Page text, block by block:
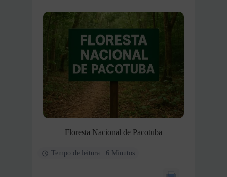
Floresta Nacional de Pacotuba
Tempo de leitura : 6 Minutos